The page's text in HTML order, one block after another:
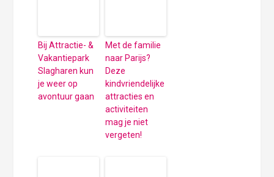
Bij Attractie- &
Vakantiepark
Slagharen kun
je weer op
avontuur gaan
Met de familie
naar Parijs?
Deze
kindvriendelijke
attracties en
activiteiten
mag je niet
vergeten!